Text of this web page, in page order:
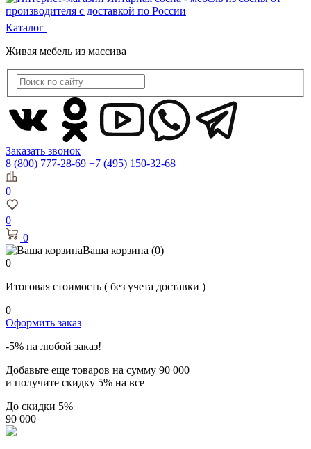
Каталог
Живая мебель из массива
Заказать звонок
8 (800) 777-28-69 +7 (495) 150-32-68
0
0
0
Ваша корзина (0)
0
Итоговая стоимость ( без учета доставки )
0
Оформить заказ
-5% на любой заказ!
Добавьте еще товаров на сумму 90 000
и получите скидку 5% на все
До скидки 5%
90 000